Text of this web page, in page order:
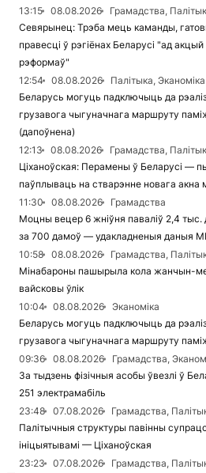
13:15
08.08.2026
Грамадства,
Севярынец: Трэба мець каманды,
правесці ў рэгіёнах Беларусі "ад
рэформаў"
12:54
08.08.2026
Палітыка, Эканоміка
Беларусь могуць падключыць да
грузавога чыгуначнага маршруту
(дапоўнена)
12:13
08.08.2026
Грамадства,
Ціханоўская: Перамены ў Беларусі —
паўплываць на стварэнне новага
11:30
08.08.2026
Грамадства
Моцны вецер 6 жніўня паваліў 2,4 тыс.
за 700 дамоў — удакладненыя даныя
10:58
08.08.2026
Грамадства,
Мінабароны пашырыла кола жанчын-
вайсковы ўлік
10:04
08.08.2026
Эканоміка
Беларусь могуць падключыць да
грузавога чыгуначнага маршруту
09:36
08.08.2026
Грамадства,
За тыдзень фізічныя асобы ўвезлі ў
251 электрамабіль
23:48
07.08.2026
Грамадства,
Палітычныя структуры павінны
ініцыятывамі — Ціханоўская
23:23
07.08.2026
Грамадства,